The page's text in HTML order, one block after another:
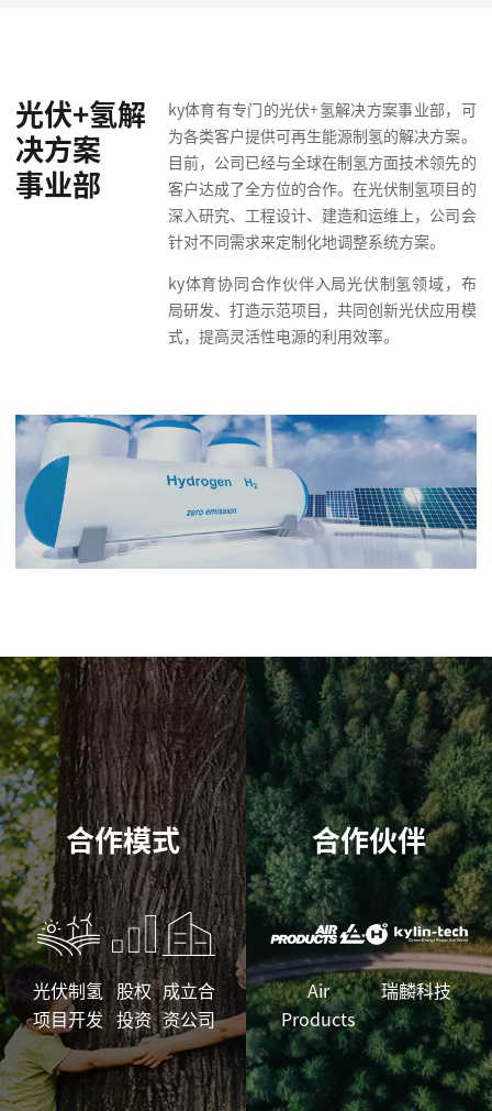
光伏+氢解
决方案
事业部
ky体育有专门的光伏+氢解决方案事业部，可
为各类客户提供可再生能源制氢的解决方案。
目前，公司已经与全球在制氢方面技术领先的
客户达成了全方位的合作。在光伏制氢项目的
深入研究、工程设计、建造和运维上，公司会
针对不同需求来定制化地调整系统方案。
ky体育协同合作伙伴入局光伏制氢领域，布
局研发、打造示范项目，共同创新光伏应用模
式，提高灵活性电源的利用效率。
合作模式
光伏制氢
项目开发
股权
投资
成立合
资公司
合作伙伴
Air
Products
瑞麟科技